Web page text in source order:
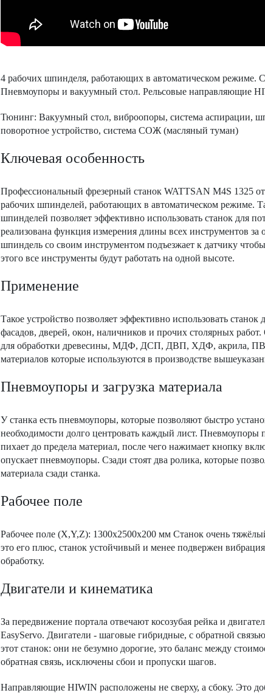
4 рабочих шпинделя, работающих в автоматическом режиме.
Пневмоупоры и вакуумный стол. Рельсовые направляющие
Тюнинг: Вакуумный стол, виброопоры, система аспирации,
поворотное устройство, система СОЖ (масляный туман)
Ключевая особенность
Профессиональный фрезерный станок WATTSAN M4S 1325
рабочих шпинделей, работающих в автоматическом режиме.
шпинделей позволяет эффективно использовать станок для
реализована функция измерения длины всех инструментов
шпиндель со своим инструментом подъезжает к датчику
этого все инструменты будут работать на одной высоте.
Применение
Такое устройство позволяет эффективно использовать станок
фасадов, дверей, окон, наличников и прочих столярных
для обработки древесины, МДФ, ДСП, ДВП, ХДФ, акрила,
материалов которые используются в производстве
Пневмоупоры и загрузка материала
У станка есть пневмоупоры, которые позволяют быстро
необходимости долго центровать каждый лист. Пневмоупоры
пихает до предела материал, после чего нажимает кнопку
опускает пневмоупоры. Сзади стоят два ролика, которые
материала сзади станка.
Рабочее поле
Рабочее поле (X,Y,Z): 1300х2500х200 мм Станок очень
это его плюс, станок устойчивый и менее подвержен
обработку.
Двигатели и кинематика
За передвижение портала отвечают косозубая рейка и
EasyServo. Двигатели - шаговые гибридные, с обратной
этот станок: они не безумно дорогие, это баланс между
обратная связь, исключены сбои и пропуски шагов.
Направляющие HIWIN расположены не сверху, а сбоку. Это